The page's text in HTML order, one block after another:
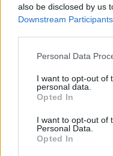
also be disclosed by us
Downstream Participants
Personal Data
I want to opt-out of
personal data.
Opted In
I want to opt-out of
Personal Data.
Opted In
Εγώ είχα το θέμα
στα σοβαρά.
πρωταθλήτρια